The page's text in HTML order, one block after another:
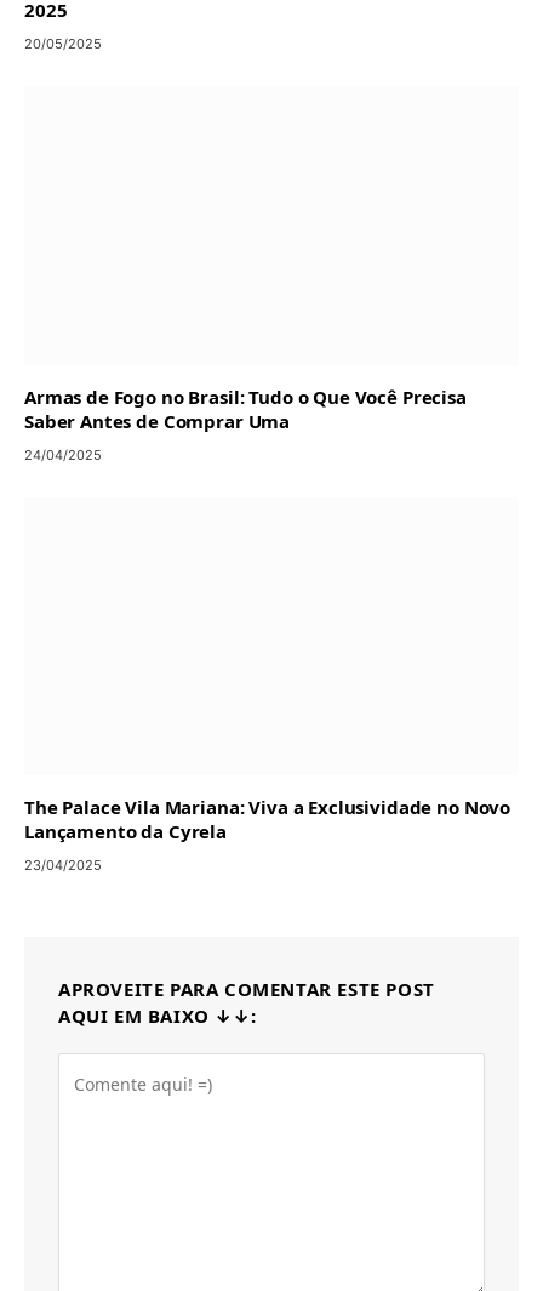
2025
20/05/2025
Armas de Fogo no Brasil: Tudo o Que Você Precisa
Saber Antes de Comprar Uma
24/04/2025
The Palace Vila Mariana: Viva a Exclusividade no Novo
Lançamento da Cyrela
23/04/2025
APROVEITE PARA COMENTAR ESTE POST
AQUI EM BAIXO ↓↓: